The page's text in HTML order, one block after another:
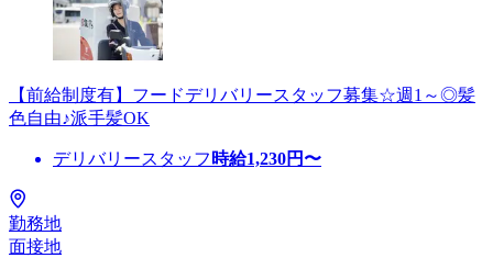
【前給制度有】フードデリバリースタッフ募集☆週1～◎髪
色自由♪派手髪OK
デリバリースタッフ 時給1,230円〜
勤務地
面接地